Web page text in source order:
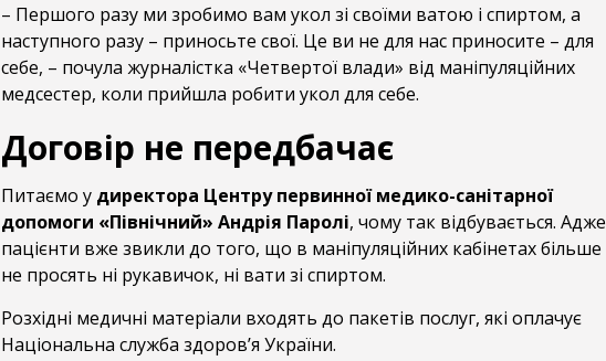
– Першого разу ми зробимо вам укол зі своїми ватою і спиртом, а
наступного разу – приносьте свої. Це ви не для нас приносите – для
себе, – почула журналістка «Четвертої влади» від маніпуляційних
медсестер, коли прийшла робити укол для себе.
Договір не передбачає
Питаємо у директора Центру первинної медико-санітарної
допомоги «Північний» Андрія Паролі, чому так відбувається. Адже
пацієнти вже звикли до того, що в маніпуляційних кабінетах більше
не просять ні рукавичок, ні вати зі спиртом.
Розхідні медичні матеріали входять до пакетів послуг, які оплачує
Національна служба здоров’я України.